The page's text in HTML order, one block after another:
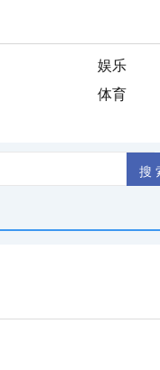
娱乐
体育